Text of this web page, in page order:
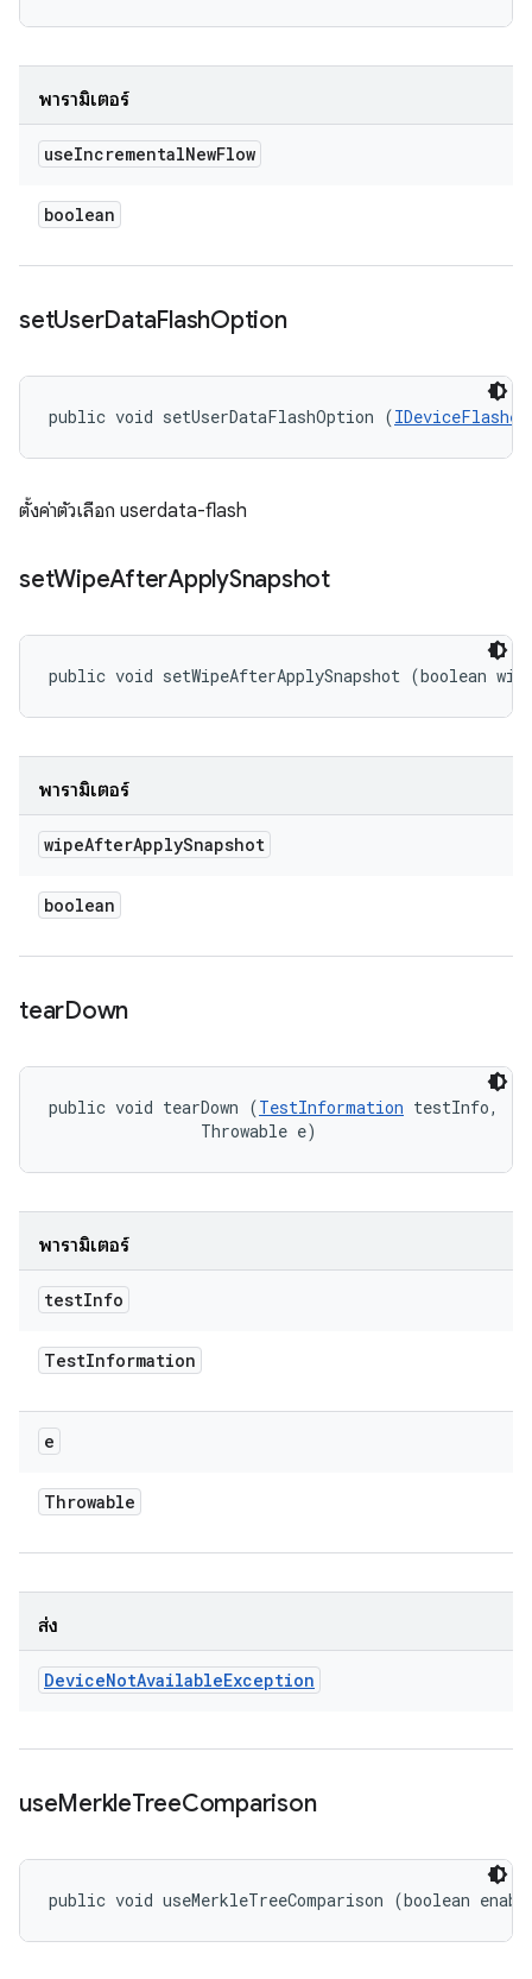
พารามิเตอร์
useIncrementalNewFlow
boolean
setUserDataFlashOption
public void setUserDataFlashOption (
ตั้งค่าตัวเลือก userdata-flash
setWipeAfterApplySnapshot
public void setWipeAfterApplySnapshot (boolean
พารามิเตอร์
wipeAfterApplySnapshot
boolean
tearDown
public void tearDown (TestInformation testInfo,
                Throwable e)
พารามิเตอร์
testInfo
TestInformation
e
Throwable
ส่ง
DeviceNotAvailableException
useMerkleTreeComparison
public void useMerkleTreeComparison (boolean